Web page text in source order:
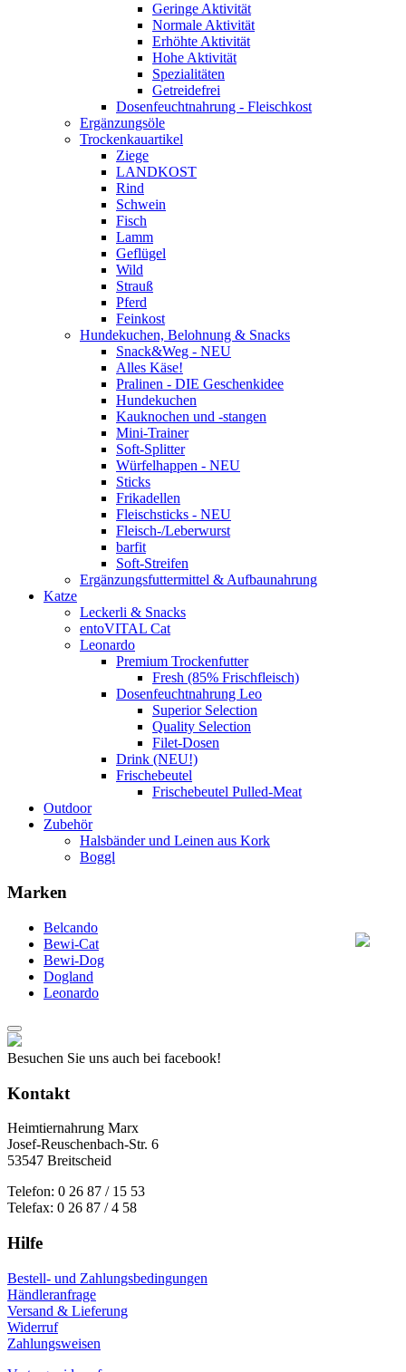
Geringe Aktivität
Normale Aktivität
Erhöhte Aktivität
Hohe Aktivität
Spezialitäten
Getreidefrei
Dosenfeuchtnahrung - Fleischkost
Ergänzungsöle
Trockenkauartikel
Ziege
LANDKOST
Rind
Schwein
Fisch
Lamm
Geflügel
Wild
Strauß
Pferd
Feinkost
Hundekuchen, Belohnung & Snacks
Snack&Weg - NEU
Alles Käse!
Pralinen - DIE Geschenkidee
Hundekuchen
Kauknochen und -stangen
Mini-Trainer
Soft-Splitter
Würfelhappen - NEU
Sticks
Frikadellen
Fleischsticks - NEU
Fleisch-/Leberwurst
barfit
Soft-Streifen
Ergänzungsfuttermittel & Aufbaunahrung
Katze
Leckerli & Snacks
entoVITAL Cat
Leonardo
Premium Trockenfutter
Fresh (85% Frischfleisch)
Dosenfeuchtnahrung Leo
Superior Selection
Quality Selection
Filet-Dosen
Drink (NEU!)
Frischebeutel
Frischebeutel Pulled-Meat
Outdoor
Zubehör
Halsbänder und Leinen aus Kork
Boggl
Marken
Belcando
Bewi-Cat
Bewi-Dog
Dogland
Leonardo
Besuchen Sie uns auch bei facebook!
Kontakt
Heimtiernahrung Marx
Josef-Reuschenbach-Str. 6
53547 Breitscheid
Telefon: 0 26 87 / 15 53
Telefax: 0 26 87 / 4 58
Hilfe
Bestell- und Zahlungsbedingungen
Händleranfrage
Versand & Lieferung
Widerruf
Zahlungsweisen